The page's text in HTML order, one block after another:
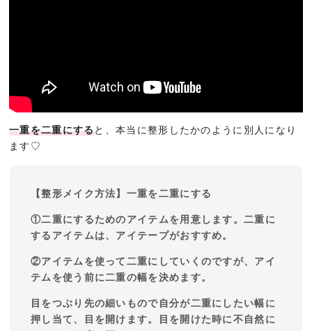
一重を二重にすると、本当に整形したかのように別人になり
ます♡
【整形メイク方法】一重を二重にする
①二重にするためのアイテムを用意します。二重に
するアイテムは、アイテープがおすすめ。
②アイテムを使って二重にしていくのですが、アイ
テムを使う前に二重の幅を決めます。
目をつぶり先の細いもので自分が二重にしたい幅に
押し当て、目を開けます。目を開けた時に不自然に